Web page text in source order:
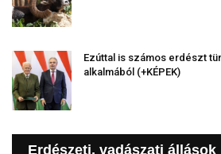
Ezúttal is számos erdészt
alkalmából (+KÉPEK)
Erdészeti, vadászati állások